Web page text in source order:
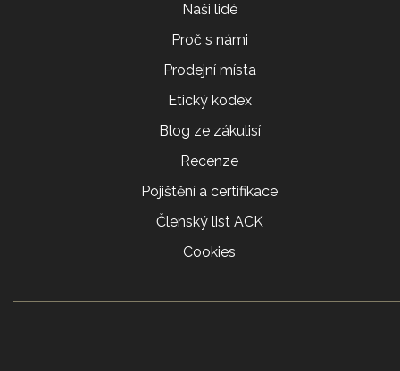
Naši lidé
Proč s námi
Prodejní místa
Etický kodex
Blog ze zákulisí
Recenze
Pojištění a certifikace
Členský list ACK
Cookies